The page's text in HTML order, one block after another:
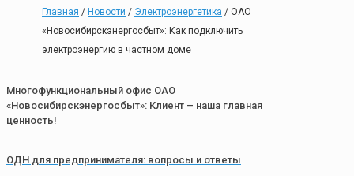
Главная / Новости / Электроэнергетика / ОАО
«Новосибирскэнергосбыт»: Как подключить
электроэнергию в частном доме
Многофункциональный офис ОАО
«Новосибирскэнергосбыт»: Клиент – наша главная
ценность!
ОДН для предпринимателя: вопросы и ответы